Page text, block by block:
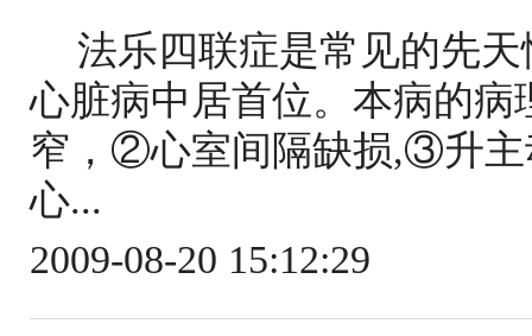
法乐四联症是常见的先
心脏病中居首位。本病的
窄，②心室间隔缺损,③升
心...
2009-08-20 15:12:29